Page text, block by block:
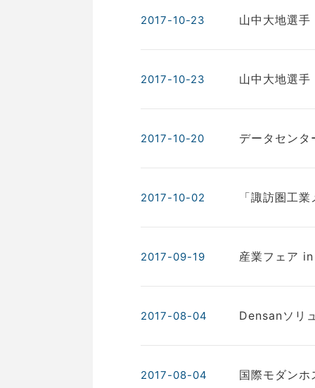
2017-10-23 山中大地選
2017-10-23 山中大地選
2017-10-20 データセン
2017-10-02 「諏訪圏工
2017-09-19 産業フェア
2017-08-04 Densanソリ
2017-08-04 国際モダン